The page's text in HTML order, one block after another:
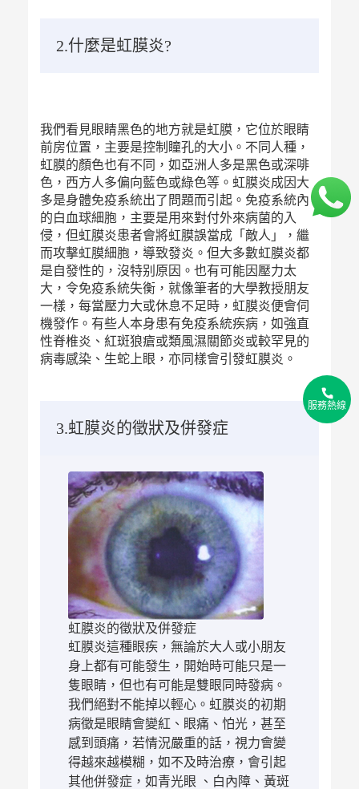
服務熱線
2.什麼是虹膜炎?
我們看見眼睛黑色的地方就是虹膜，它位於眼睛
前房位置，主要是控制瞳孔的大小。不同人種，
虹膜的顏色也有不同，如亞洲人多是黑色或深啡
色，西方人多偏向藍色或綠色等。虹膜炎成因大
多是身體免疫系統出了問題而引起。免疫系統內
的白血球細胞，主要是用來對付外來病菌的入
侵，但虹膜炎患者會將虹膜誤當成「敵人」，繼
而攻擊虹膜細胞，導致發炎。但大多數虹膜炎都
是自發性的，沒特别原因。也有可能因壓力太
大，令免疫系統失衡，就像筆者的大學教授朋友
一樣，每當壓力大或休息不足時，虹膜炎便會伺
機發作。有些人本身患有免疫系統疾病，如強直
性脊椎炎、紅斑狼瘡或類風濕關節炎或較罕見的
病毒感染、生蛇上眼，亦同樣會引發虹膜炎。
3.虹膜炎的徵狀及併發症
虹膜炎的徵狀及併發症
虹膜炎這種眼疾，無論於大人或小朋友
身上都有可能發生，開始時可能只是一
隻眼睛，但也有可能是雙眼同時發病。
我們絕對不能掉以輕心。虹膜炎的初期
病徵是眼睛會變紅、眼痛、怕光，甚至
感到頭痛，若情況嚴重的話，視力會變
得越來越模糊，如不及時治療，會引起
其他併發症，如青光眼 、白內障、黃斑